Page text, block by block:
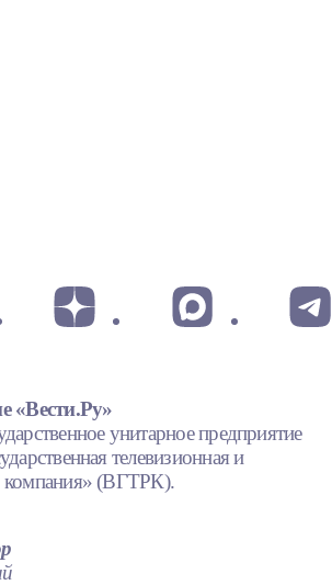
«Вести.Ру»
унитарное предприятие
телевизионная и
компания» (ВГТРК).